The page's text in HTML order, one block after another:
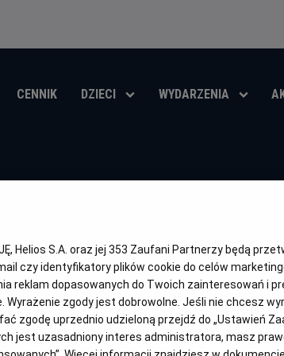
CENNIK DZIECI WYDARZENIA
wiek
trwania
i
rok
Helios S.A. oraz jej 353 Zaufani Partnerzy będą
czy identyfikatory plików cookie do celów
reklam dopasowanych do Twoich zainteresowań i
Wyrażenie zgody jest dobrowolne. Jeśli nie chcesz
zgodę uprzednio udzieloną przejdź do „Ustawień
jest uzasadniony interes administratora, masz